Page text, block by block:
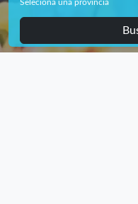
Seleciona una provincia